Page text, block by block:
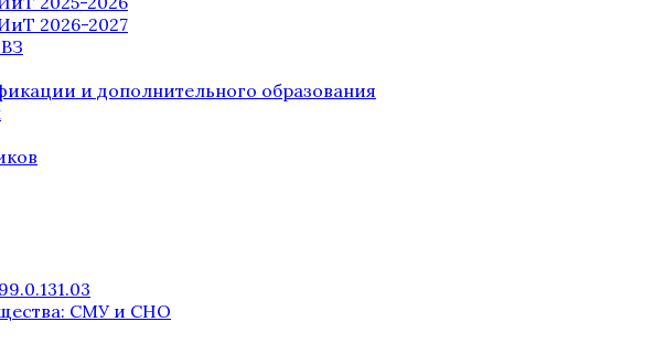
2026-2027
и дополнительного образования
СМУ и СНО